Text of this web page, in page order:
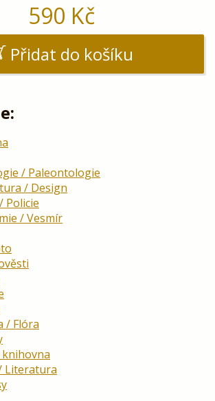
590 Kč
Přidat do košíku
/ Paleontologie
/ Design
Policie
/ Vesmír
/ Flóra
knihovna
Literatura